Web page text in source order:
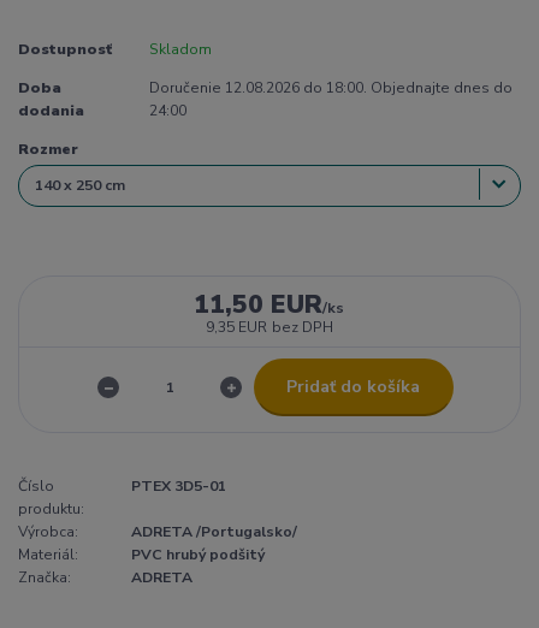
Dostupnosť Skladom
Doba
dodania
Doručenie 12.08.2026 do 18:00. Objednajte dnes do
24:00
Rozmer
11,50 EUR/ks
9,35 EUR bez DPH
Pridať do košíka
Číslo
produktu:
PTEX 3D5-01
Výrobca:
ADRETA /Portugalsko/
Materiál:
PVC hrubý podšitý
Značka:
ADRETA